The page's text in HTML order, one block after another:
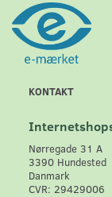
KONTAKT
Nørregade 31 A
3390 Hundested
Danmark
CVR: 29429006